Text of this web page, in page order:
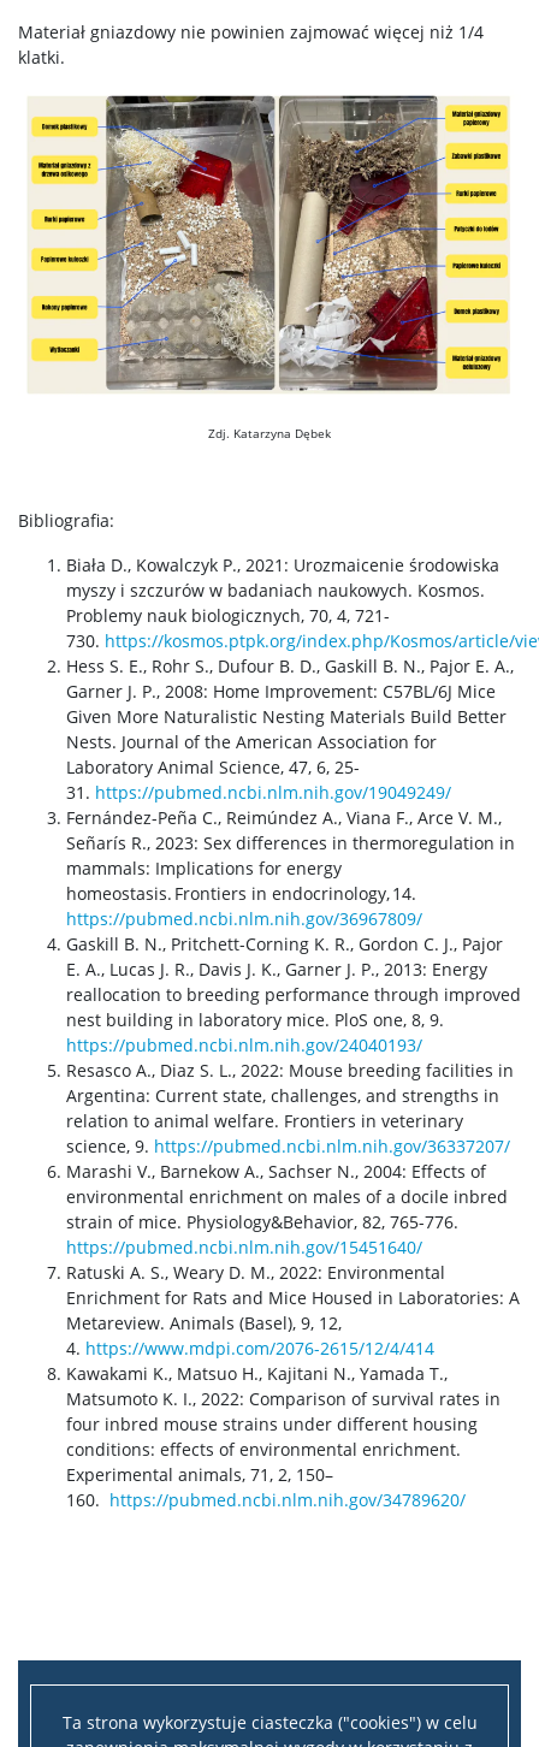
Ta strona wykorzystuje ciasteczka ("cookies") w celu
Materiał gniazdowy nie powinien zajmować więcej niż 1/4
klatki.
Zdj. Katarzyna Dębek
Bibliografia:
Biała D., Kowalczyk P., 2021: Urozmaicenie środowiska
myszy i szczurów w badaniach naukowych. Kosmos.
Problemy nauk biologicznych, 70, 4, 721-
730. https://kosmos.ptpk.org/index.php/Kosmos/article/
Hess S. E., Rohr S., Dufour B. D., Gaskill B. N., Pajor E. A.,
Garner J. P., 2008: Home Improvement: C57BL/6J Mice
Given More Naturalistic Nesting Materials Build Better
Nests. Journal of the American Association for
Laboratory Animal Science, 47, 6, 25-
31. https://pubmed.ncbi.nlm.nih.gov/19049249/
Fernández-Peña C., Reimúndez A., Viana F., Arce V. M.,
Señarís R., 2023: Sex differences in thermoregulation in
mammals: Implications for energy
homeostasis. Frontiers in endocrinology, 14.
https://pubmed.ncbi.nlm.nih.gov/36967809/
Gaskill B. N., Pritchett-Corning K. R., Gordon C. J., Pajor
E. A., Lucas J. R., Davis J. K., Garner J. P., 2013: Energy
reallocation to breeding performance through improved
nest building in laboratory mice. PloS one, 8, 9.
https://pubmed.ncbi.nlm.nih.gov/24040193/
Resasco A., Diaz S. L., 2022: Mouse breeding facilities in
Argentina: Current state, challenges, and strengths in
relation to animal welfare. Frontiers in veterinary
science, 9. https://pubmed.ncbi.nlm.nih.gov/36337207/
Marashi V., Barnekow A., Sachser N., 2004: Effects of
environmental enrichment on males of a docile inbred
strain of mice. Physiology&Behavior, 82, 765-776.
https://pubmed.ncbi.nlm.nih.gov/15451640/
Ratuski A. S., Weary D. M., 2022: Environmental
Enrichment for Rats and Mice Housed in Laboratories: A
Metareview. Animals (Basel), 9, 12,
4. https://www.mdpi.com/2076-2615/12/4/414
Kawakami K., Matsuo H., Kajitani N., Yamada T.,
Matsumoto K. I., 2022: Comparison ofsurvival rates in
four inbred mouse strains under different housing
conditions: effects ofenvironmental enrichment.
Experimental animals, 71, 2, 150–
160. https://pubmed.ncbi.nlm.nih.gov/34789620/